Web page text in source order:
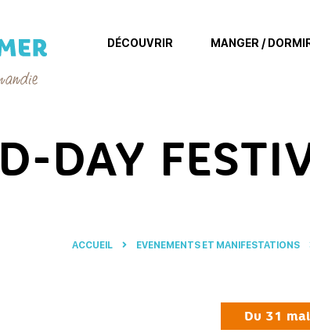
DÉCOUVRIR MANGER /
D-DAY
ACCUEIL EVENEMENTS ET MANIFESTATIONS
Du 31 mai